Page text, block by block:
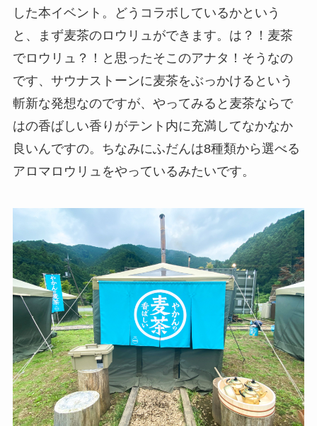
した本イベント。どうコラボしているかという
と、まず麦茶のロウリュができます。は？！麦茶
でロウリュ？！と思ったそこのアナタ！そうなの
です、サウナストーンに麦茶をぶっかけるという
斬新な発想なのですが、やってみると麦茶ならで
はの香ばしい香りがテント内に充満してなかなか
良いんですの。ちなみにふだんは8種類から選べる
アロマロウリュをやっているみたいです。